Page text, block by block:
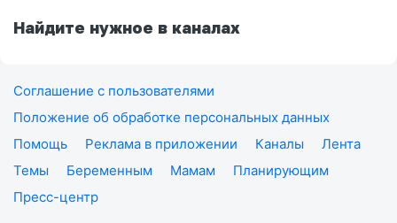
Найдите нужное в каналах
Соглашение с пользователями
Положение об обработке персональных данных
Помощь
Реклама в приложении Каналы
Лента
Темы
Беременным Мамам
Планирующим
Пресс-центр